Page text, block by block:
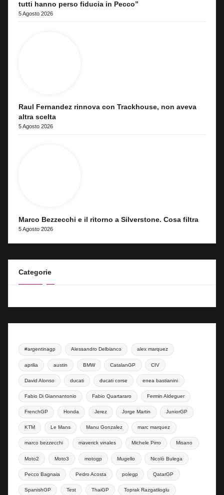
tutti hanno perso fiducia in Pecco”
5 Agosto 2026
Raul Fernandez rinnova con Trackhouse, non aveva
altra scelta
5 Agosto 2026
Marco Bezzecchi e il ritorno a Silverstone. Cosa filtra
5 Agosto 2026
Categorie
#argentinagp Alessandro Delbianco alex marquez
aprilia austin BMW CatalanGP CIV
David Alonso ducati ducati corse enea bastianini
Fabio Di Giannantonio Fabio Quartararo Fermin Aldeguer
FrenchGP Honda Jerez Jorge Martin JuniorGP
KTM Le Mans Manu Gonzalez marc marquez
marco bezzecchi maverick vinales Michele Pirro Misano
Moto2 Moto3 motogp Mugello Nicolò Bulega
Pecco Bagnaia Pedro Acosta polegp QatarGP
SpanishGP Test ThaiGP Toprak Razgatlioglu